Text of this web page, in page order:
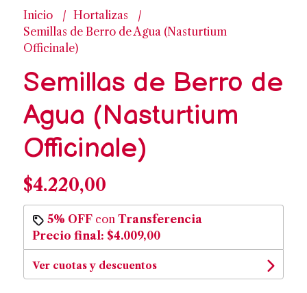
Inicio
Hortalizas
Semillas de Berro de Agua (Nasturtium
Officinale)
Semillas de Berro de
Agua (Nasturtium
Officinale)
$4.220,00
5% OFFcon Transferencia
Precio final: $4.009,00
Ver cuotas y descuentos